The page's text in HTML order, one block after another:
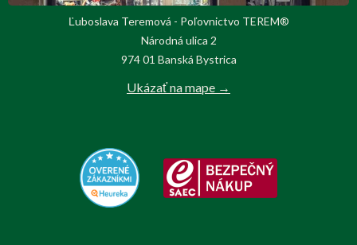
Ľuboslava Teremová - Poľovnictvo TEREM®
Národná ulica 2
974 01 Banská Bystrica
Ukázať na mape →